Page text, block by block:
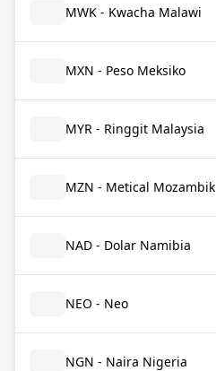
MWK - Kwacha Malawi
MXN - Peso Meksiko
MYR - Ringgit Malaysia
MZN - Metical Mozambik
NAD - Dolar Namibia
NEO - Neo
NGN - Naira Nigeria